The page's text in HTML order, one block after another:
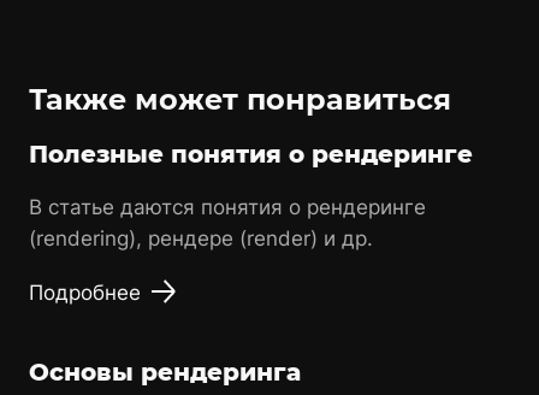
Также может понравиться
Полезные понятия о рендеринге
В статье даются понятия о рендеринге
(rendering), рендере (render) и др.
Подробнее
Основы рендеринга